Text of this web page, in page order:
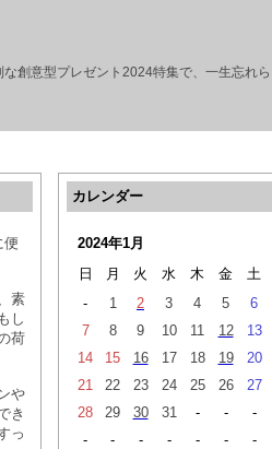
創意型プレゼント2024特集で、一生忘れら
便
素
し
荷
や
き
っ
カレンダー
2024年1月
日
月 火 水 木 金
土
-
1 2 3 4 5
6
7
8 9 10 11 12
13
14
15 16 17 18 19
20
21
22 23 24 25 26
27
28
29 30 31 - -
-
-
- - - - -
-